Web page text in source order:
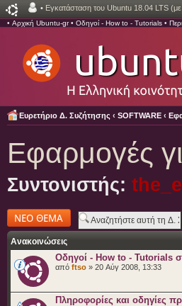
• Εγκατάσταση του Ubuntu 18.04 LTS (με
• Αρχική Ubuntu-gr• Οδηγοί - How to - Tutorials •
Ευρετήριο Δ. Συζήτησης ‹ SOFTWARE ‹
Εφαρμογές
Συντονιστής:
Δημιουργία νέου
θέματος
Ανακοινώσεις
Οδηγοί - How to - Tutorials
από ftso » 20 Αύγ 2008, 13:33
Πληροφορίες και οδηγίες